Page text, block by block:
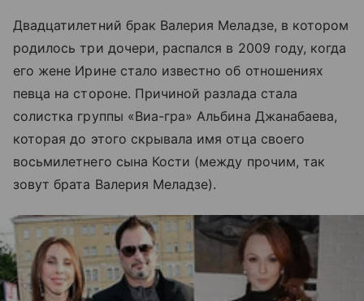
Двадцатилетний брак Валерия Меладзе, в котором
родилось три дочери, распался в 2009 году, когда
его жене Ирине стало известно об отношениях
певца на стороне. Причиной разлада стала
солистка группы «Виа-гра» Альбина Джанабаева,
которая до этого скрывала имя отца своего
восьмилетнего сына Кости (между прочим, так
зовут брата Валерия Меладзе).